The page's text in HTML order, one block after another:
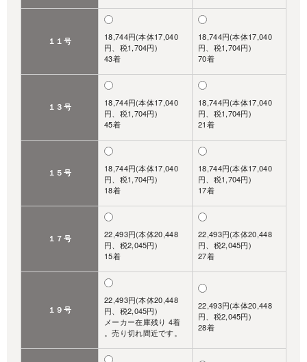
１１号
18,744円(本体17,040
円、税1,704円)
43着
18,744円(本体17,040
円、税1,704円)
70着
１３号
18,744円(本体17,040
円、税1,704円)
45着
18,744円(本体17,040
円、税1,704円)
21着
１５号
18,744円(本体17,040
円、税1,704円)
18着
18,744円(本体17,040
円、税1,704円)
17着
１７号
22,493円(本体20,448
円、税2,045円)
15着
22,493円(本体20,448
円、税2,045円)
27着
１９号
22,493円(本体20,448
円、税2,045円)
メーカー在庫残り 4着
。売り切れ間近です。
22,493円(本体20,448
円、税2,045円)
28着